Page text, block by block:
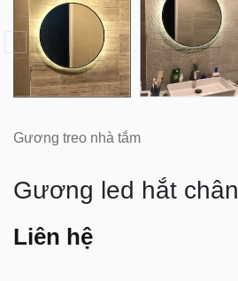
Gương treo nhà tắm
Gương led hắt chân
Liên hệ